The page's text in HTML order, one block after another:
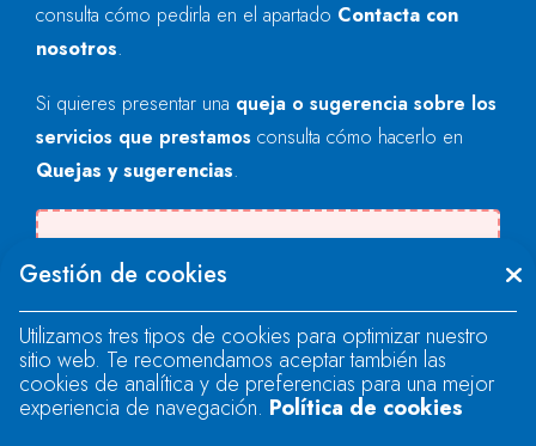
consulta cómo pedirla en el apartado Contacta con
nosotros.
Si quieres presentar una queja o sugerencia sobre los
servicios que prestamos consulta cómo hacerlo en
Quejas y sugerencias.
"text" field.
There was an error when loading the
"text" field.
Gestión de cookies
Utilizamos tres tipos de cookies para optimizar nuestro
sitio web. Te recomendamos aceptar también las
cookies de analítica y de preferencias para una mejor
experiencia de navegación. Política de cookies